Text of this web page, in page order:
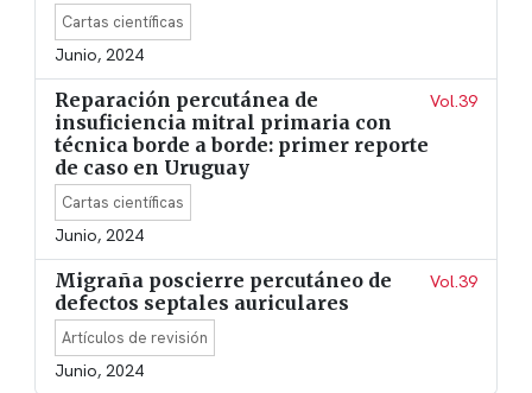
Cartas científicas
Junio, 2024
Reparación percutánea de
insuficiencia mitral primaria con
técnica borde a borde: primer reporte
de caso en Uruguay
Vol.39
Cartas científicas
Junio, 2024
Migraña poscierre percutáneo de
defectos septales auriculares
Vol.39
Artículos de revisión
Junio, 2024